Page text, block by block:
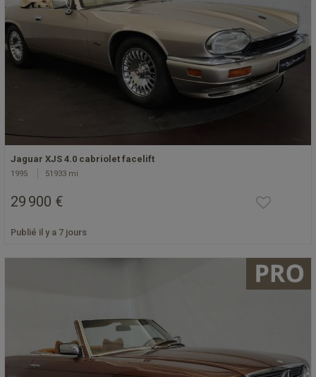
Jaguar XJS 4.0 cabriolet facelift
1995 51933 mi
29 900 €
Publié il y a 7 jours